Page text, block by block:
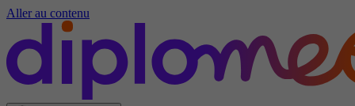
Aller au contenu